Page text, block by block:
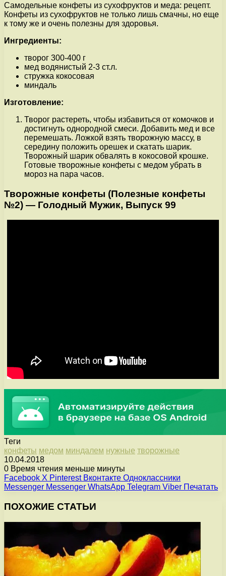
Самодельные конфеты из сухофруктов и меда: рецепт.
Конфеты из сухофруктов не только лишь смачны, но еще
к тому же и очень полезны для здоровья.
Ингредиенты:
творог 300-400 г
мед водянистый 2-3 ст.л.
стружка кокосовая
миндаль
Изготовление:
Творог растереть, чтобы избавиться от комочков и
достигнуть однородной смеси. Добавить мед и все
перемешать. Ложкой взять творожную массу, в
середину положить орешек и скатать шарик.
Творожный шарик обвалять в кокосовой крошке.
Готовые творожные конфеты с медом убрать в
мороз на пара часов.
Творожные конфеты (Полезные конфеты
№2) — Голодный Мужик, Выпуск 99
Теги
конфеты медом миндалем нужные творожные
10.04.2018
0 Время чтения меньше минуты
Facebook X Pinterest Вконтакте Одноклассники
Messenger Messenger WhatsApp Telegram Viber Печатать
ПОХОЖИЕ СТАТЬИ